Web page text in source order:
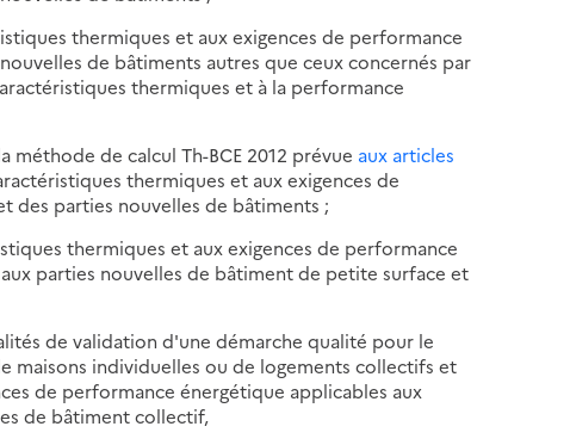
thermiques et aux exigences de performance
de bâtiments autres que ceux concernés par
thermiques et à la performance
de calcul Th-BCE 2012 prévue aux articles
thermiques et aux exigences de
des parties nouvelles de bâtiments ;
thermiques et aux exigences de performance
parties nouvelles de bâtiment de petite surface et
de validation d'une démarche qualité pour le
maisons individuelles ou de logements collectifs et
de performance énergétique applicables aux
de bâtiment collectif,